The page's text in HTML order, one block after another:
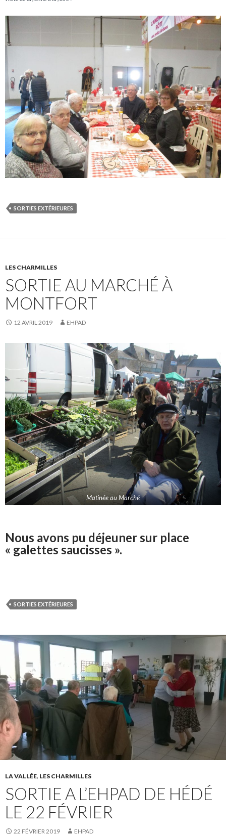
SORTIES EXTÉRIEURES
LES CHARMILLES
SORTIE AU MARCHÉ À
MONTFORT
12 AVRIL 2019 EHPAD
Matinée au Marché
Nous avons pu déjeuner sur place
« galettes saucisses ».
SORTIES EXTÉRIEURES
LA VALLÉE, LES CHARMILLES
SORTIE A L’EHPAD DE HÉDÉ
LE 22 FÉVRIER
22 FÉVRIER 2019 EHPAD